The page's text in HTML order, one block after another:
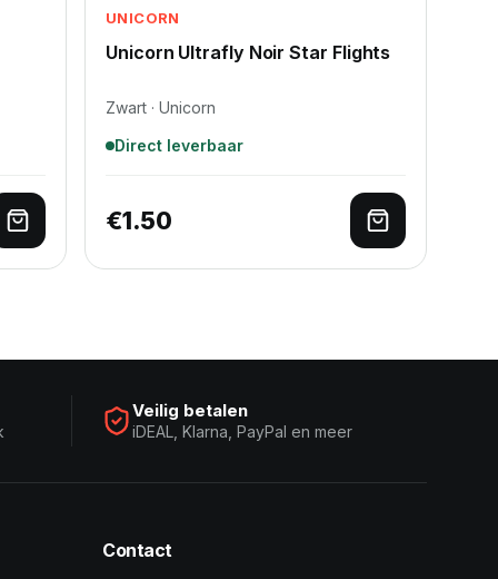
Toevoegen aan winkelwagen
UNICORN
Unicorn Ultrafly Noir Star Flights
Zwart · Unicorn
Direct leverbaar
€1.50 Toevoegen
Veilig betalen
iDEAL, Klarna, PayPal en meer
Contact